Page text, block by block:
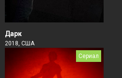
Дарк
2018, США
Сериал